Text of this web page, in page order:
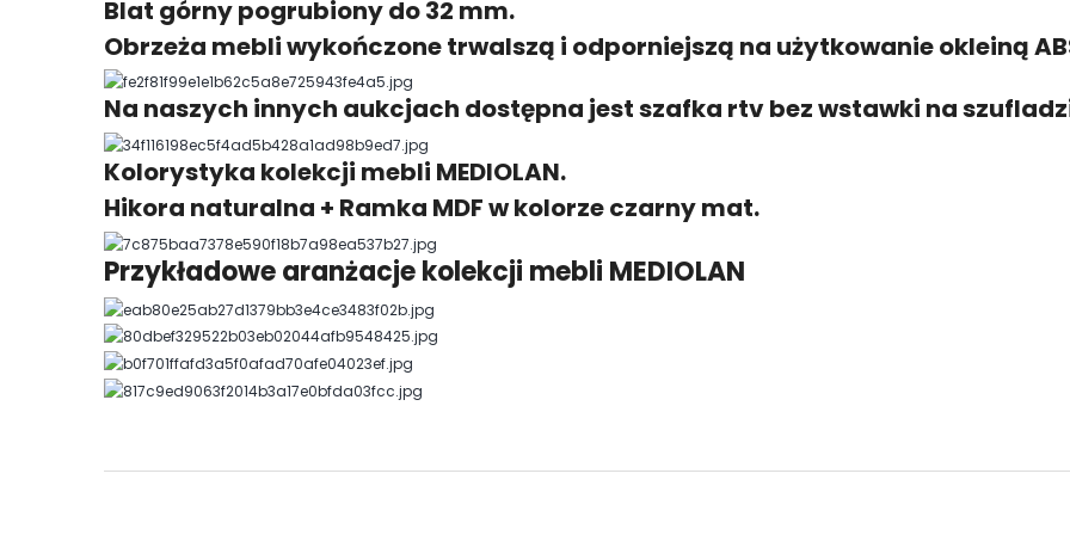
Blat górny pogrubiony do 32 mm.
Obrzeża mebli wykończone trwalszą i odporniejszą na użytkowanie okleiną
Na naszych innych aukcjach dostępna jest szafka rtv bez wstawki na
Kolorystyka kolekcji mebli MEDIOLAN.
Hikora naturalna + Ramka MDF w kolorze czarny mat.
Przykładowe aranżacje kolekcji mebli MEDIOLAN